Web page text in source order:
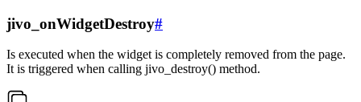
jivo_onWidgetDestroy#
Is executed when the widget is completely removed from the page.
It is triggered when calling jivo_destroy() method.